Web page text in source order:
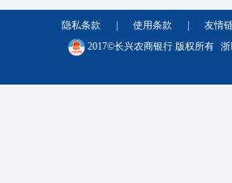
隐私条款 使用条款
友情
2017©长兴农商银行 版权所有 浙